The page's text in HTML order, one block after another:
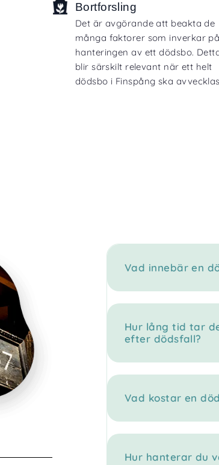
Bortforsling
Det är avgörande att beakta de
många faktorer som inverkar på
hanteringen av ett dödsbo.
blir särskilt relevant när ett helt
dödsbo i Finspång ska
Vad innebär en
Hur lång tid tar
efter dödsfall?
Vad kostar en
Hur hanterar du